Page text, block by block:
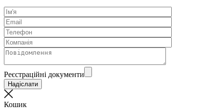
Реєстраційні документи
Кошик